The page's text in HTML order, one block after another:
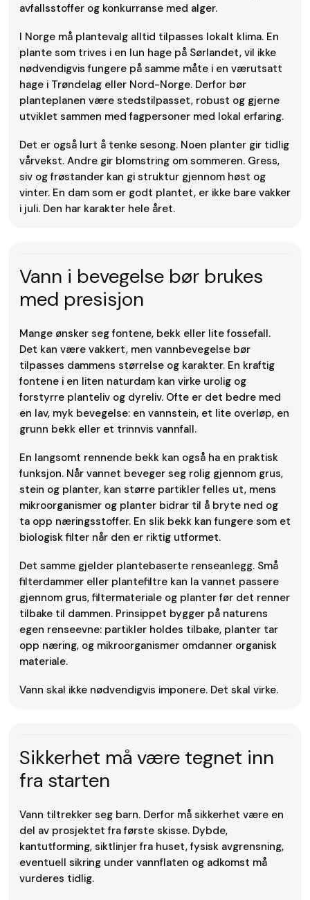
avfallsstoffer og konkurranse med alger.
I Norge må plantevalg alltid tilpasses lokalt klima. En
plante som trives i en lun hage på Sørlandet, vil ikke
nødvendigvis fungere på samme måte i en værutsatt
hage i Trøndelag eller Nord-Norge. Derfor bør
planteplanen være stedstilpasset, robust og gjerne
utviklet sammen med fagpersoner med lokal erfaring.
Det er også lurt å tenke sesong. Noen planter gir tidlig
vårvekst. Andre gir blomstring om sommeren. Gress,
siv og frøstander kan gi struktur gjennom høst og
vinter. En dam som er godt plantet, er ikke bare vakker
i juli. Den har karakter hele året.
Vann i bevegelse bør brukes
med presisjon
Mange ønsker seg fontene, bekk eller lite fossefall.
Det kan være vakkert, men vannbevegelse bør
tilpasses dammens størrelse og karakter. En kraftig
fontene i en liten naturdam kan virke urolig og
forstyrre planteliv og dyreliv. Ofte er det bedre med
en lav, myk bevegelse: en vannstein, et lite overløp, en
grunn bekk eller et trinnvis vannfall.
En langsomt rennende bekk kan også ha en praktisk
funksjon. Når vannet beveger seg rolig gjennom grus,
stein og planter, kan større partikler felles ut, mens
mikroorganismer og planter bidrar til å bryte ned og
ta opp næringsstoffer. En slik bekk kan fungere som et
biologisk filter når den er riktig utformet.
Det samme gjelder plantebaserte renseanlegg. Små
filterdammer eller plantefiltre kan la vannet passere
gjennom grus, filtermateriale og planter før det renner
tilbake til dammen. Prinsippet bygger på naturens
egen renseevne: partikler holdes tilbake, planter tar
opp næring, og mikroorganismer omdanner organisk
materiale.
Vann skal ikke nødvendigvis imponere. Det skal virke.
Sikkerhet må være tegnet inn
fra starten
Vann tiltrekker seg barn. Derfor må sikkerhet være en
del av prosjektet fra første skisse. Dybde,
kantutforming, siktlinjer fra huset, fysisk avgrensning,
eventuell sikring under vannflaten og adkomst må
vurderes tidlig.